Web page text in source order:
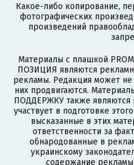
Какое-либо копирование,
фотографических
произведений
Материалы с плашкой
ПОЗИЦИЯ являются
рекламы. Редакция может не
них продвигаются.
ПОДДЕРЖКУ также являются
участвует в подготовке
высказанные в этих
ответственности за
обнародованные в
украинскому
содержание рекламы